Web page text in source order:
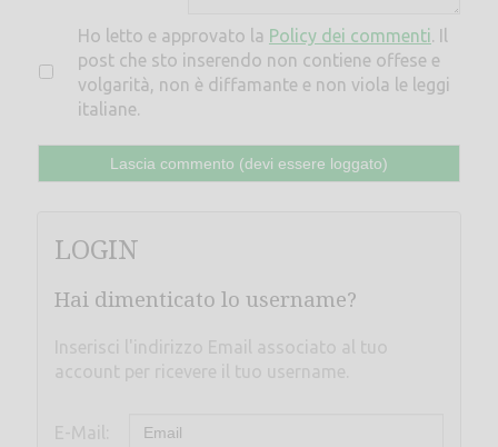
Ho letto e approvato la Policy dei commenti. Il
post che sto inserendo non contiene offese e
volgarità, non è diffamante e non viola le leggi
italiane.
LOGIN
Hai dimenticato lo username?
Inserisci l'indirizzo Email associato al tuo
account per ricevere il tuo username.
E-Mail: